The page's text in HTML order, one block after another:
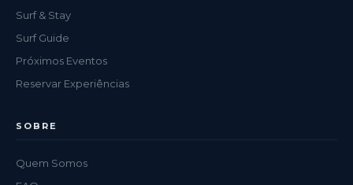
Surf & Stay
Surf Guide
Próximos Eventos
Reservar Experiências
SOBRE
Quem Somos